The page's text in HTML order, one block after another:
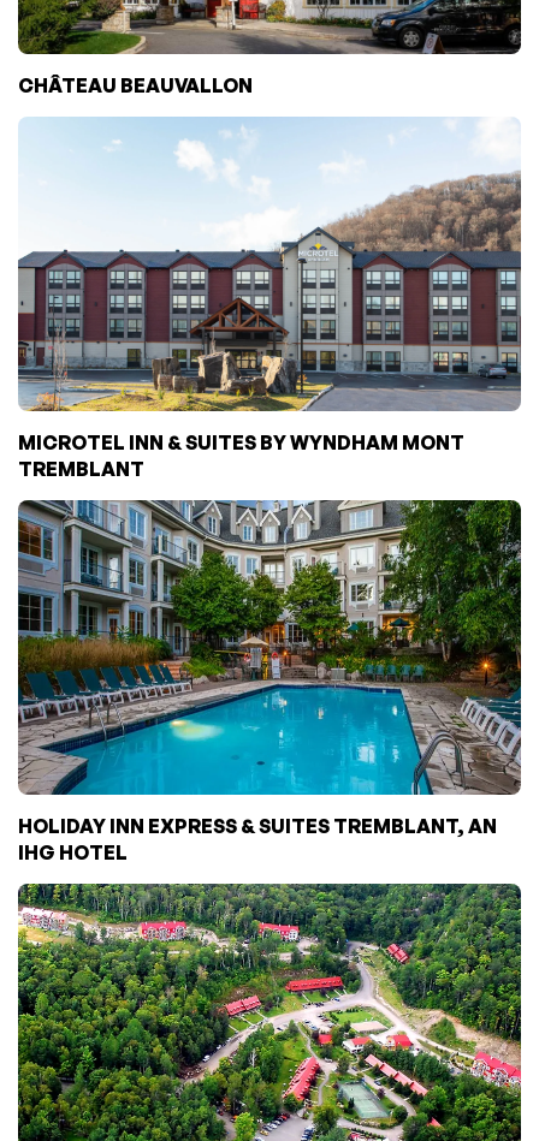
CHÂTEAU BEAUVALLON
MICROTEL INN & SUITES BY WYNDHAM MONT
TREMBLANT
HOLIDAY INN EXPRESS & SUITES TREMBLANT, AN
IHG HOTEL